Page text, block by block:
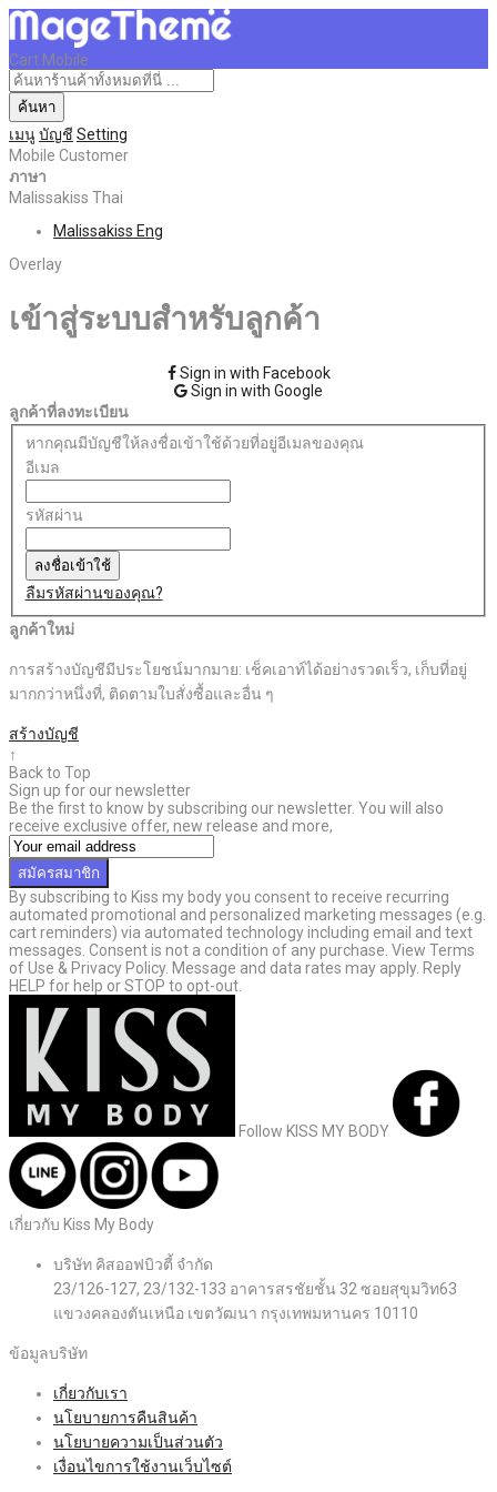
Cart Mobile
ค้นหา
เมนูบัญชี Setting
Mobile Customer
ภาษา
Malissakiss Thai
Malissakiss Eng
Overlay
เข้าสู่ระบบสำหรับลูกค้า
Sign in with Facebook
Sign in with Google
ลูกค้าที่ลงทะเบียน
หากคุณมีบัญชีให้ลงชื่อเข้าใช้ด้วยที่อยู่อีเมลของคุณ
อีเมล
รหัสผ่าน
ลงชื่อเข้าใช้
ลืมรหัสผ่านของคุณ?
ลูกค้าใหม่
การสร้างบัญชีมีประโยชน์มากมาย: เช็คเอาท์ได้อย่างรวดเร็ว, เก็บที่อยู่
มากกว่าหนึ่งที่, ติดตามใบสั่งซื้อและอื่น ๆ
สร้างบัญชี
↑
Back to Top
Sign up for our newsletter
Be the first to know by subscribing our newsletter. You will also
receive exclusive offer, new release and more,
สมัครสมาชิก
By subscribing to Kiss my body you consent to receive recurring
automated promotional and personalized marketing messages (e.g.
cart reminders) via automated technology including email and text
messages. Consent is not a condition of any purchase. View Terms
of Use & Privacy Policy. Message and data rates may apply. Reply
HELP for help or STOP to opt-out.
Follow KISS MY BODY
เกี่ยวกับ Kiss My Body
บริษัท คิสออฟบิวตี้ จำกัด
23/126-127, 23/132-133 อาคารสรชัยชั้น 32 ซอยสุขุมวิท63
แขวงคลองตันเหนือ เขตวัฒนา กรุงเทพมหานคร 10110
ข้อมูลบริษัท
เกี่ยวกับเรา
นโยบายการคืนสินค้า
นโยบายความเป็นส่วนตัว
เงื่อนไขการใช้งานเว็บไซต์